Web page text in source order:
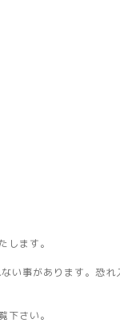
します。
事があります。恐れ
下さい。